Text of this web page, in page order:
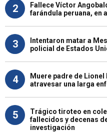
2
Fallece Víctor
farándula peruana, en
3
Intentaron matar a
policial de Estados
4
Muere padre de
atravesar una larga
5
Trágico tiroteo en
fallecidos y decenas
investigación